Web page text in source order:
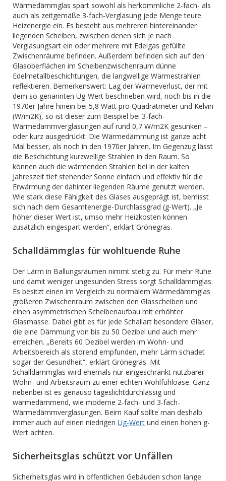
Wärmedämmglas spart sowohl als herkömmliche 2-fach- als
auch als zeitgemäße 3-fach-Verglasung jede Menge teure
Heizenergie ein. Es besteht aus mehreren hintereinander
liegenden Scheiben, zwischen denen sich je nach
Verglasungsart ein oder mehrere mit Edelgas gefüllte
Zwischenräume befinden. Außerdem befinden sich auf den
Glasoberflächen im Scheibenzwischenraum dünne
Edelmetallbeschichtungen, die langwellige Wärmestrahlen
reflektieren. Bemerkenswert: Lag der Wärmeverlust, der mit
dem so genannten Ug-Wert beschrieben wird, noch bis in die
1970er Jahre hinein bei 5,8 Watt pro Quadratmeter und Kelvin
(W/m2K), so ist dieser zum Beispiel bei 3-fach-
Wärmedämmverglasungen auf rund 0,7 W/m2K gesunken –
oder kurz ausgedrückt: Die Wärmedämmung ist ganze acht
Mal besser, als noch in den 1970er Jahren. Im Gegenzug lässt
die Beschichtung kurzwellige Strahlen in den Raum. So
können auch die wärmenden Strahlen bei in der kalten
Jahreszeit tief stehender Sonne einfach und effektiv für die
Erwärmung der dahinter liegenden Räume genutzt werden.
Wie stark diese Fähigkeit des Glases ausgeprägt ist, bemisst
sich nach dem Gesamtenergie-Durchlassgrad (g-Wert). „Je
höher dieser Wert ist, umso mehr Heizkosten können
zusätzlich eingespart werden“, erklärt Grönegräs.
Schalldämmglas für wohltuende Ruhe
Der Lärm in Ballungsräumen nimmt stetig zu. Für mehr Ruhe
und damit weniger ungesunden Stress sorgt Schalldämmglas.
Es besitzt einen im Vergleich zu normalem Wärmedämmglas
größeren Zwischenraum zwischen den Glasscheiben und
einen asymmetrischen Scheibenaufbau mit erhöhter
Glasmasse. Dabei gibt es für jede Schallart besondere Gläser,
die eine Dämmung von bis zu 50 Dezibel und auch mehr
erreichen. „Bereits 60 Dezibel werden im Wohn- und
Arbeitsbereich als störend empfunden, mehr Lärm schadet
sogar der Gesundheit“, erklärt Grönegräs. Mit
Schalldämmglas wird ehemals nur eingeschränkt nutzbarer
Wohn- und Arbeitsraum zu einer echten Wohlfühloase. Ganz
nebenbei ist es genauso tageslichtdurchlässig und
wärmedämmend, wie moderne 2-fach- und 3-fach-
Wärmedämmverglasungen. Beim Kauf sollte man deshalb
immer auch auf einen niedrigen Ug-Wert und einen hohen g-
Wert achten.
Sicherheitsglas schützt vor Unfällen
Sicherheitsglas wird in öffentlichen Gebäuden schon lange